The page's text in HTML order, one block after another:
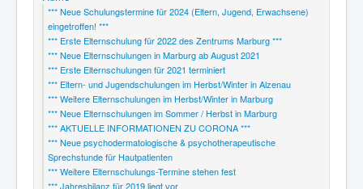
*** Neue Schulungstermine für 2024 (Eltern, Jugend, Erwachsene)
eingetroffen! ***
*** Erste Elternschulung für 2022 des Zentrums Marburg ***
*** Neue Elternschulungen in Marburg ab August 2021
*** Erste Elternschulungen für 2021 terminiert
*** Eltern- und Jugendschulungen im Herbst/Winter in Alzenau
*** Weitere Elternschulungen im Herbst/Winter in Marburg
*** Neue Elternschulungen im Sommer / Herbst in Marburg
*** AKTUELLE INFORMATIONEN ZU CORONA ***
*** Neue psychodermatologische & psychotherapeutische
Sprechstunde für Hautpatienten
*** Weitere Elternschulungs-Termine stehen fest
*** Jahresbilanz für 2019 liegt vor